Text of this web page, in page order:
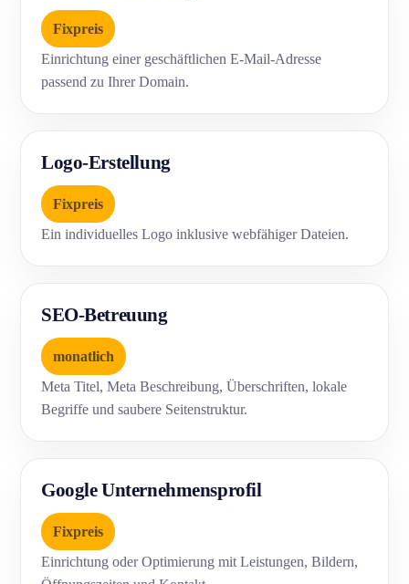
Fixpreis
Einrichtung einer geschäftlichen E-Mail-Adresse
passend zu Ihrer Domain.
Logo-Erstellung
Fixpreis
Ein individuelles Logo inklusive webfähiger Dateien.
SEO-Betreuung
monatlich
Meta Titel, Meta Beschreibung, Überschriften, lokale
Begriffe und saubere Seitenstruktur.
Google Unternehmensprofil
Fixpreis
Einrichtung oder Optimierung mit Leistungen, Bildern,